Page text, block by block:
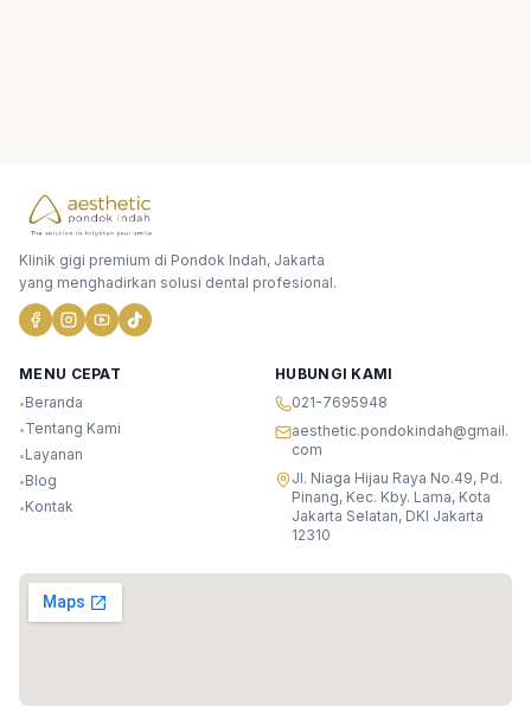
Klinik gigi premium di Pondok Indah, Jakarta
yang menghadirkan solusi dental profesional.
MENU CEPAT
•Beranda
•Tentang Kami
•Layanan
•Blog
•Kontak
HUBUNGI KAMI
021-7695948
aesthetic.pondokindah@gmail.
com
Jl. Niaga Hijau Raya No.49, Pd.
Pinang, Kec. Kby. Lama, Kota
Jakarta Selatan, DKI Jakarta
12310